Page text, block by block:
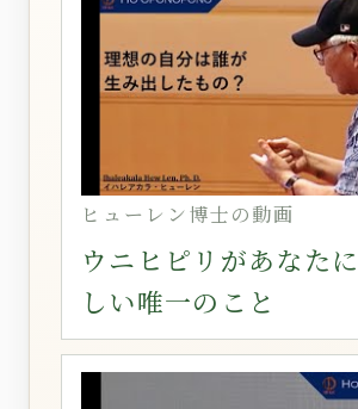
ヒューレン博士の動画
ウニヒピリがあなた
しい唯一のこと